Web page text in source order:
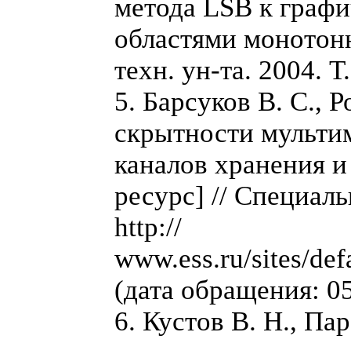
метода LSB к
областями
техн. ун-та. 2004.
5. Барсуков В. С.,
скрытности
каналов хранения
ресурс] //
http://
www.ess.ru/sites/
(дата обращения:
6. Кустов В. Н.,